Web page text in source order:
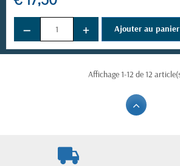
− + Ajouter au panier
Affichage 1-12 de 12